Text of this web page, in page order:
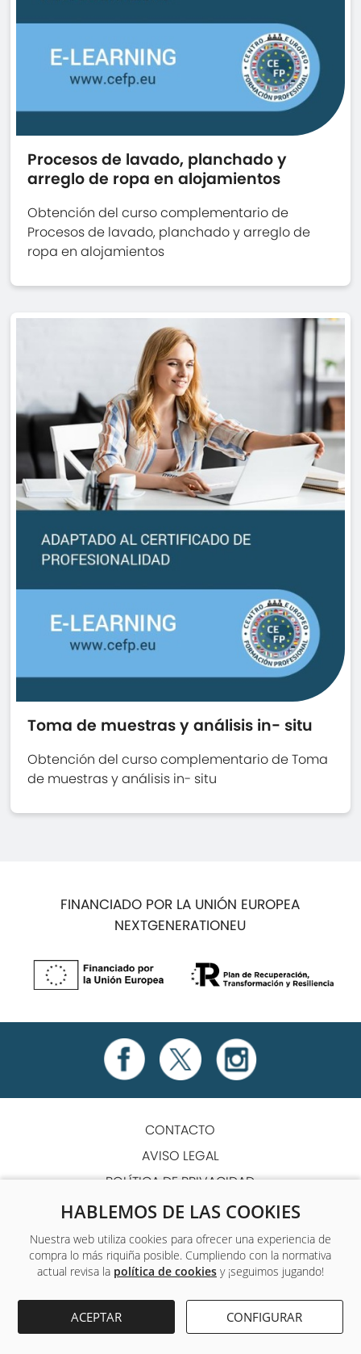
HABLEMOS DE LAS COOKIES
Nuestra web utiliza cookies para ofrecer una experiencia de
compra lo más riquiña posible. Cumpliendo con la normativa
actual revisa la política de cookiesy ¡seguimos jugando!
ACEPTAR CONFIGURAR
Procesos de lavado, planchado y
arreglo de ropa en alojamientos
Obtención del curso complementario de
Procesos de lavado, planchado y arreglo de
ropa en alojamientos
Toma de muestras y análisis in- situ
Obtención del curso complementario de Toma
de muestras y análisis in- situ
FINANCIADO POR LA UNIÓN EUROPEA
NEXTGENERATIONEU
CONTACTO
AVISO LEGAL
POLÍTICA DE PRIVACIDAD
POLÍTICA DE COOKIES
TÉRMINOS Y CONDICIONES
ACCESIBILIDAD
Único centro de formación y empleo que ofrece a sus
alumnos formación complementaria gratuita.